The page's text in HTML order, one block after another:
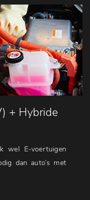
+ Hybride
wel E-voertuigen
dan auto’s met